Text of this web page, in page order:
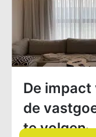
De
de
te volgen